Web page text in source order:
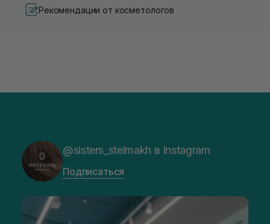
Рекомендации от косметологов
@sisters_stelmakh в Instagram
Подписаться